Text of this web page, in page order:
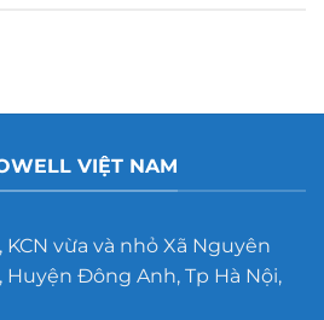
VIỆT NAM
vừa và nhỏ Xã Nguyên
Huyện Đông Anh, Tp Hà Nội,